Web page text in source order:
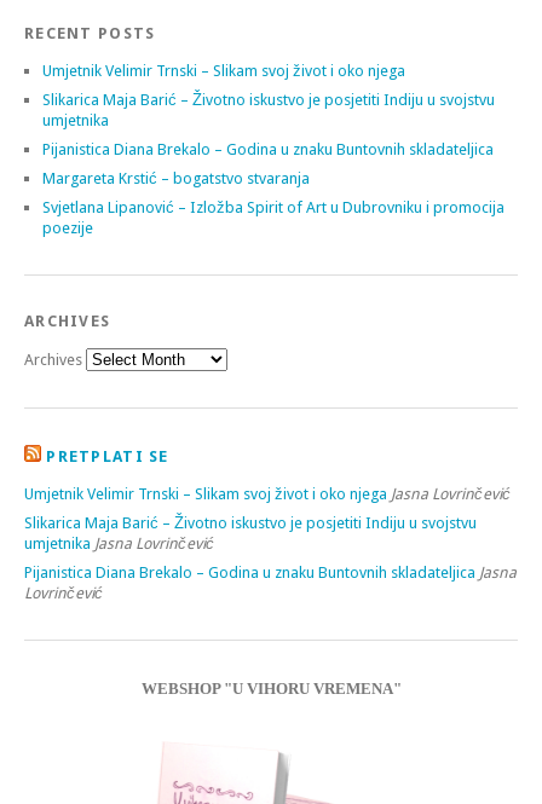
RECENT POSTS
Umjetnik Velimir Trnski – Slikam svoj život i oko njega
Slikarica Maja Barić – Životno iskustvo je posjetiti Indiju u svojstvu
umjetnika
Pijanistica Diana Brekalo – Godina u znaku Buntovnih skladateljica
Margareta Krstić – bogatstvo stvaranja
Svjetlana Lipanović – Izložba Spirit of Art u Dubrovniku i promocija
poezije
ARCHIVES
Archives
PRETPLATI SE
Umjetnik Velimir Trnski – Slikam svoj život i oko njega Jasna Lovrinčević
Slikarica Maja Barić – Životno iskustvo je posjetiti Indiju u svojstvu
umjetnika Jasna Lovrinčević
Pijanistica Diana Brekalo – Godina u znaku Buntovnih skladateljica Jasna
Lovrinčević
WEBSHOP "U VIHORU VREMENA"